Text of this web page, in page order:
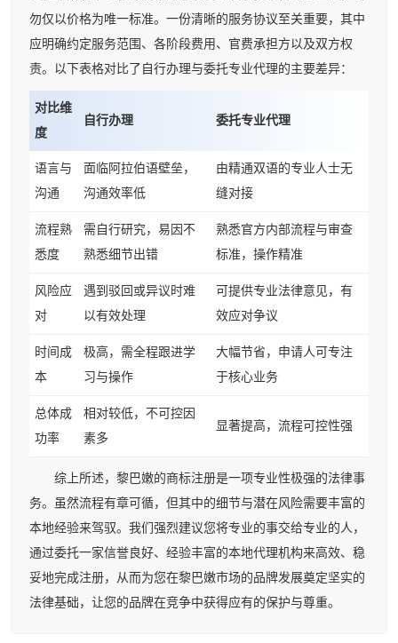
勿仅以价格为唯一标准。一份清晰的服务协议至关重要，其中
应明确约定服务范围、各阶段费用、官费承担方以及双方权
责。以下表格对比了自行办理与委托专业代理的主要差异：
对比维
度
自行办理 委托专业代理
语言与
沟通
面临阿拉伯语壁垒，
沟通效率低
由精通双语的专业人士无
缝对接
流程熟
悉度
需自行研究，易因不
熟悉细节出错
熟悉官方内部流程与审查
标准，操作精准
风险应
对
遇到驳回或异议时难
以有效处理
可提供专业法律意见，有
效应对争议
时间成
本
极高，需全程跟进学
习与操作
大幅节省，申请人可专注
于核心业务
总体成
功率
相对较低，不可控因
素多
显著提高，流程可控性强
综上所述，黎巴嫩的商标注册是一项专业性极强的法律事
务。虽然流程有章可循，但其中的细节与潜在风险需要丰富的
本地经验来驾驭。我们强烈建议您将专业的事交给专业的人，
通过委托一家信誉良好、经验丰富的本地代理机构来高效、稳
妥地完成注册，从而为您在黎巴嫩市场的品牌发展奠定坚实的
法律基础，让您的品牌在竞争中获得应有的保护与尊重。